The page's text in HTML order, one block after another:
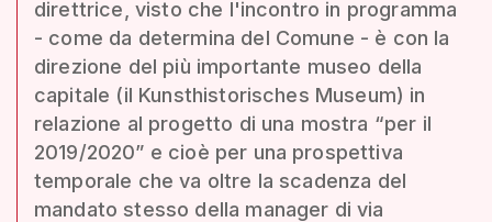
direttrice, visto che l'incontro in programma
- come da determina del Comune - è con la
direzione del più importante museo della
capitale (il Kunsthistorisches Museum) in
relazione al progetto di una mostra “per il
2019/2020” e cioè per una prospettiva
temporale che va oltre la scadenza del
mandato stesso della manager di via